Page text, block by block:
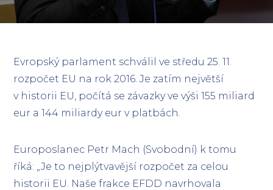
Evropský parlament schválil ve středu 25. 11.
rozpočet EU na rok 2016. Je zatím největší
v historii EU, počítá se závazky ve výši 155 miliard
eur a 144 miliardy eur v platbách.
Europoslanec Petr Mach (Svobodní) k tomu
říká: „Je to nejplýtvavější rozpočet za celou
historii EU. Naše frakce EFDD navrhovala